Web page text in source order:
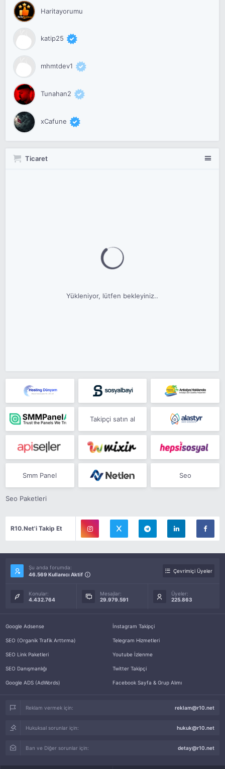
Haritayorumu
katip25
mhmtdev1
Tunahan2
xCafune
Ticaret
Yükleniyor, lütfen bekleyiniz..
Takipçi satın al
Smm Panel Seo
Seo Paketleri
R10.Net'i Takip Et
Şu anda forumda:
46.569 Kullanıcı Aktif
Çevrimiçi Üyeler
Konular:
4.432.764
Mesajlar:
29.979.591
Üyeler:
225.863
Google Adsense
SEO (Organik Trafik Arttırma)
SEO Link Paketleri
SEO Danışmanlığı
Google ADS (AdWords)
İnstagram Takipçi
Telegram Hizmetleri
Youtube İzlenme
Twitter Takipçi
Facebook Sayfa & Grup Alımı
Reklam vermek için: reklam@r10.net
Hukuksal sorunlar için: hukuk@r10.net
Ban ve Diğer sorunlar için: detay@r10.net